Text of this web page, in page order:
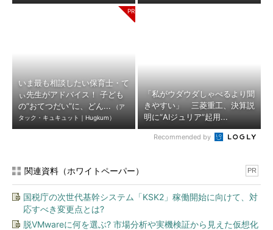
いま最も相談したい保育士・て
ぃ先生がアドバイス！ 子ども
の“おてつだい”に、どん...
（ア
タック・キュキュット｜Hugkum）
「私がウダウダしゃべるより聞
きやすい」 三菱重工、決算説
明に“AIジュリア”起用...
Recommended by
関連資料（ホワイトペーパー） PR
国税庁の次世代基幹システム「KSK2」稼働開始に向けて、対
応すべき変更点とは?
脱VMwareに何を選ぶ? 市場分析や実機検証から見えた仮想化